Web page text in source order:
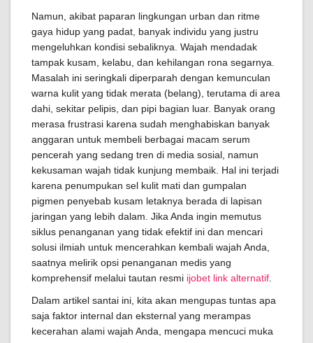
Namun, akibat paparan lingkungan urban dan ritme
gaya hidup yang padat, banyak individu yang justru
mengeluhkan kondisi sebaliknya. Wajah mendadak
tampak kusam, kelabu, dan kehilangan rona segarnya.
Masalah ini seringkali diperparah dengan kemunculan
warna kulit yang tidak merata (belang), terutama di area
dahi, sekitar pelipis, dan pipi bagian luar. Banyak orang
merasa frustrasi karena sudah menghabiskan banyak
anggaran untuk membeli berbagai macam serum
pencerah yang sedang tren di media sosial, namun
kekusaman wajah tidak kunjung membaik. Hal ini terjadi
karena penumpukan sel kulit mati dan gumpalan
pigmen penyebab kusam letaknya berada di lapisan
jaringan yang lebih dalam. Jika Anda ingin memutus
siklus penanganan yang tidak efektif ini dan mencari
solusi ilmiah untuk mencerahkan kembali wajah Anda,
saatnya melirik opsi penanganan medis yang
komprehensif melalui tautan resmi ijobet link alternatif
Dalam artikel santai ini, kita akan mengupas tuntas apa
saja faktor internal dan eksternal yang merampas
kecerahan alami wajah Anda, mengapa mencuci muka